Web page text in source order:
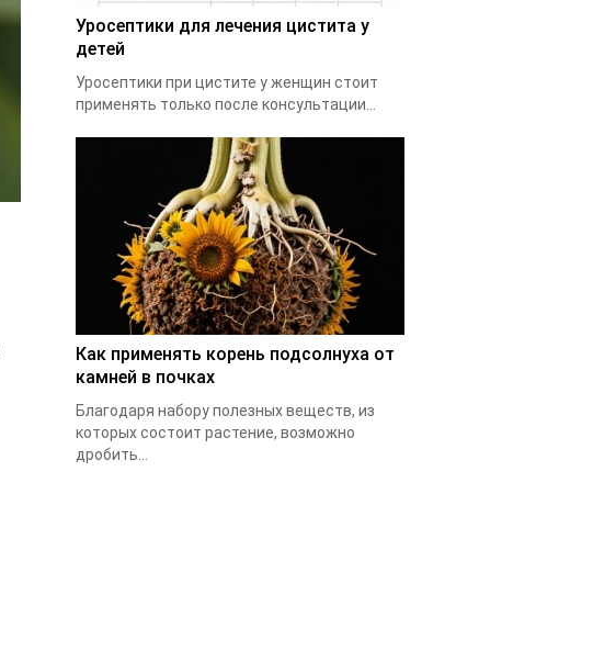
Уросептики для лечения цистита у
детей
Уросептики при цистите у женщин стоит
применять только после консультации...
Как применять корень подсолнуха от
камней в почках
Благодаря набору полезных веществ, из
которых состоит растение, возможно
дробить...